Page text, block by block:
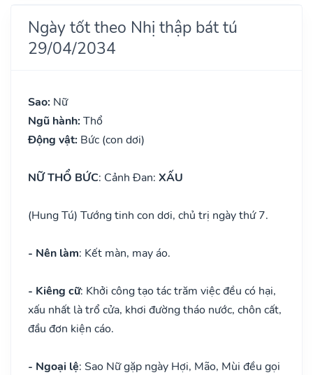
Ngày tốt theo Nhị thập bát tú
29/04/2034
Sao: Nữ
Ngũ hành: Thổ
Động vật: Bức (con dơi)
NỮ THỔ BỨC: Cảnh Đan: XẤU
(Hung Tú) Tướng tinh con dơi, chủ trị ngày thứ 7.
- Nên làm: Kết màn, may áo.
- Kiêng cữ: Khởi công tạo tác trăm việc đều có hại,
xấu nhất là trổ cửa, khơi đường tháo nước, chôn cất,
đầu đơn kiện cáo.
- Ngoại lệ: Sao Nữ gặp ngày Hợi, Mão, Mùi đều gọi